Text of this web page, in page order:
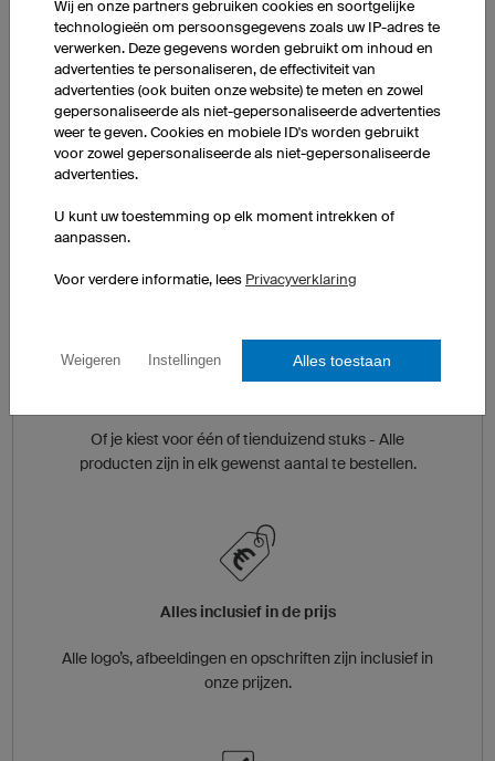
Plaats eigen teksten, nummers
en namen op de gewenste
positie.
3D configurator
Of je kiest voor één of tienduizend stuks - Alle
producten zijn in elk gewenst aantal te bestellen.
Alles inclusief in de prijs
Alle logo’s, afbeeldingen en opschriften zijn inclusief in
onze prijzen.
Wij en onze partners gebruiken cookies en soortgelijke
technologieën om persoonsgegevens zoals uw IP-adres te
verwerken. Deze gegevens worden gebruikt om inhoud en
advertenties te personaliseren, de effectiviteit van
advertenties (ook buiten onze website) te meten en zowel
gepersonaliseerde als niet-gepersonaliseerde advertenties
weer te geven. Cookies en mobiele ID's worden gebruikt
voor zowel gepersonaliseerde als niet-gepersonaliseerde
advertenties.
U kunt uw toestemming op elk moment intrekken of
aanpassen.
Voor verdere informatie, lees Privacyverklaring
Weigeren Instellingen Alles toestaan